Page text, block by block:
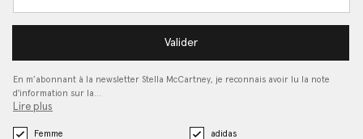
Valider
En m’abonnant à la newsletter Stella McCartney, je reconnais avoir lu la note
d'information sur la…
Lire plus
Femme
adidas